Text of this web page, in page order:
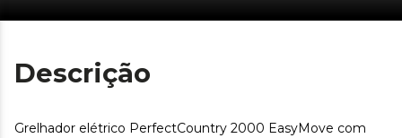
Descrição
Grelhador elétrico PerfectCountry 2000 EasyMove com